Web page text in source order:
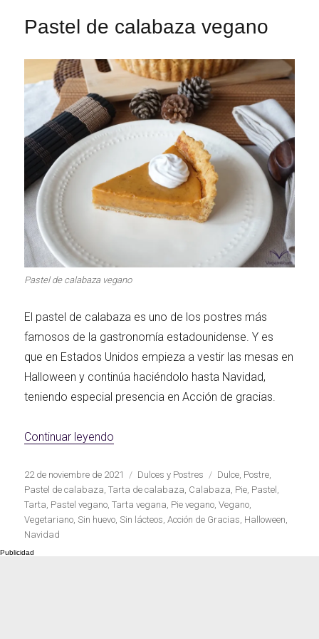
Pastel de calabaza vegano
Pastel de calabaza vegano
El pastel de calabaza es uno de los postres más
famosos de la gastronomía estadounidense. Y es
que en Estados Unidos empieza a vestir las mesas en
Halloween y continúa haciéndolo hasta Navidad,
teniendo especial presencia en Acción de gracias.
Continuar leyendo
Publicado
el
22 de noviembre de 2021 Categorías
Dulces y Postres Etiquetas
Dulce, Postre,
Pastel de calabaza,Tarta de calabaza, Calabaza, Pie, Pastel ,
Tarta, Pastel vegano,Tarta vegana, Pie vegano,Vegano,
Vegetariano,Sin huevo,Sin lácteos,Acción de Gracias, Halloween,
Navidad